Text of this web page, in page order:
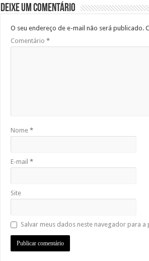
Deixe um comentário
O seu endereço de e-mail não será publicado.
Comentário *
Nome *
E-mail *
Site
Salvar meus dados neste navegador para